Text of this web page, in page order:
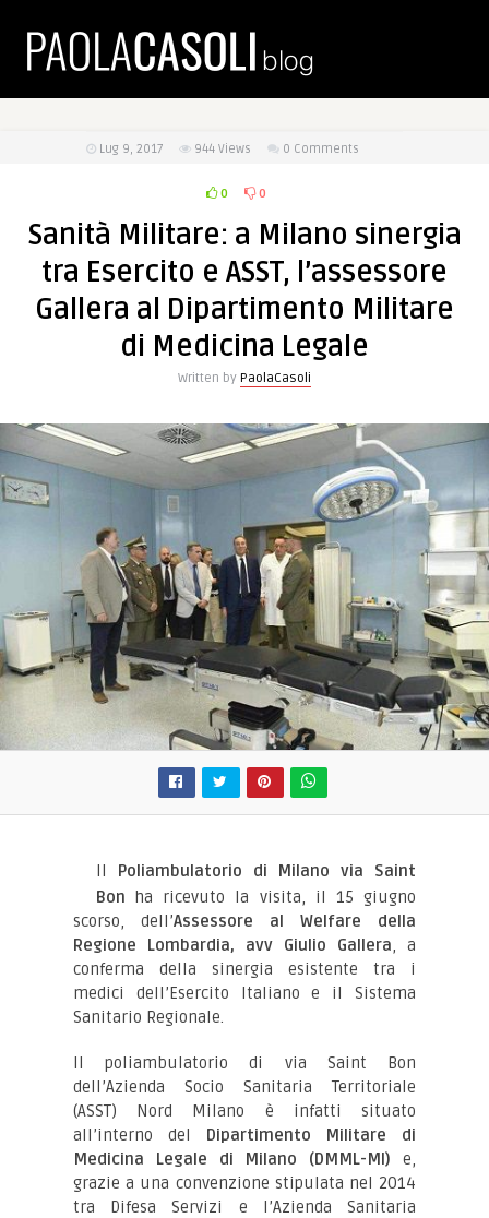
Lug 9, 2017 944 Views 0 Comments
0 0
Sanità Militare: a Milano sinergia
tra Esercito e ASST, l’assessore
Gallera al Dipartimento Militare
di Medicina Legale
Written by PaolaCasoli
Il Poliambulatorio di Milano via Saint
Bon ha ricevuto la visita, il 15 giugno
scorso, dell’Assessore al Welfare della
Regione Lombardia, avv Giulio Gallera, a
conferma della sinergia esistente tra i
medici dell’Esercito Italiano e il Sistema
Sanitario Regionale.
Il poliambulatorio di via Saint Bon
dell’Azienda Socio Sanitaria Territoriale
(ASST) Nord Milano è infatti situato
all’interno del Dipartimento Militare di
Medicina Legale di Milano (DMML-MI) e,
grazie a una convenzione stipulata nel 2014
tra Difesa Servizi e l’Azienda Sanitaria